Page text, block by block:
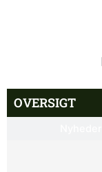
OVERSIGT